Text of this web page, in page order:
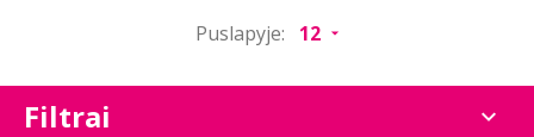
Puslapyje:
Filtrai